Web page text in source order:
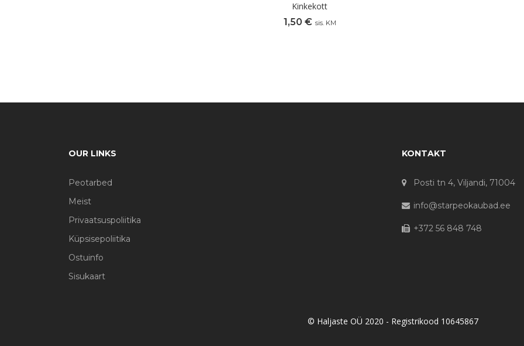
Kinkekott
1,50 € sis. KM
OUR LINKS
Peotarbed
Meist
Privaatsuspoliitika
Küpsisepoliitika
Ostuinfo
Sisukaart
KONTAKT
Posti tn 4, Viljandi, 71004
info@starpeokaubad.ee
+372 56 848 748
© Haljaste OÜ 2020 - Registrikood 10645867